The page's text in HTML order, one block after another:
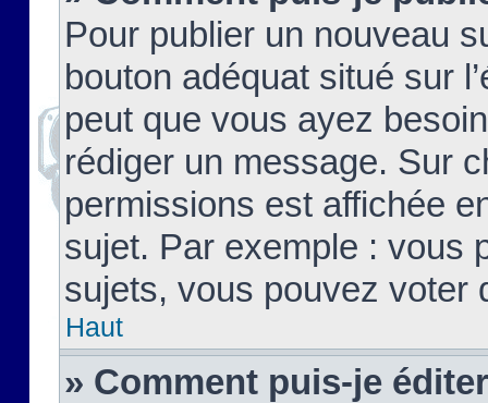
Pour publier un nouveau
bouton adéquat situé sur
peut que vous ayez
rédiger un message. Sur
permissions est affichée
sujet. Par exemple : vous
sujets, vous pouvez voter
Haut
» Comment puis-je